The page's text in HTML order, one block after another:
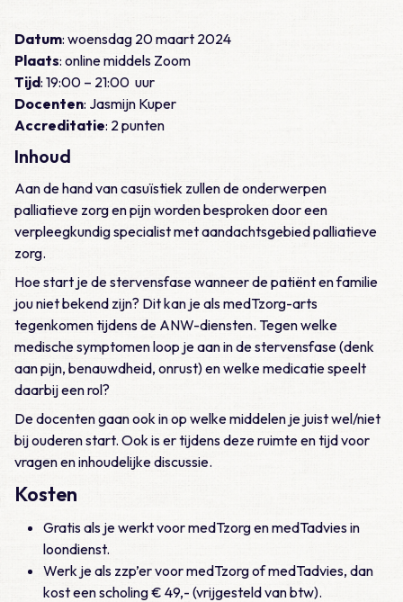
Datum: woensdag 20 maart 2024
Plaats: online middels Zoom
Tijd: 19:00 – 21:00 uur
Docenten: Jasmijn Kuper
Accreditatie: 2 punten
Inhoud
Aan de hand van casuïstiek zullen de onderwerpen
palliatieve zorg en pijn worden besproken door een
verpleegkundig specialist met aandachtsgebied palliatieve
zorg.
Hoe start je de stervensfase wanneer de patiënt en familie
jou niet bekend zijn? Dit kan je als medTzorg-arts
tegenkomen tijdens de ANW-diensten. Tegen welke
medische symptomen loop je aan in de stervensfase (denk
aan pijn, benauwdheid, onrust) en welke medicatie speelt
daarbij een rol?
De docenten gaan ook in op welke middelen je juist wel/niet
bij ouderen start. Ook is er tijdens deze ruimte en tijd voor
vragen en inhoudelijke discussie.
Kosten
Gratis als je werkt voor medTzorg en medTadvies in
loondienst.
Werk je als zzp’er voor medTzorg of medTadvies, dan
kost een scholing € 49,- (vrijgesteld van btw).